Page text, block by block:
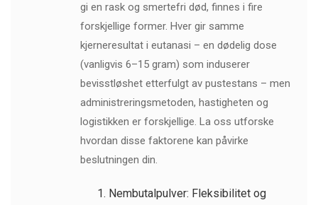
gi en rask og smertefri død, finnes i fire
forskjellige former. Hver gir samme
kjerneresultat i eutanasi – en dødelig dose
(vanligvis 6–15 gram) som induserer
bevisstløshet etterfulgt av pustestans – men
administreringsmetoden, hastigheten og
logistikken er forskjellige. La oss utforske
hvordan disse faktorene kan påvirke
beslutningen din.
Nembutalpulver: Fleksibilitet og